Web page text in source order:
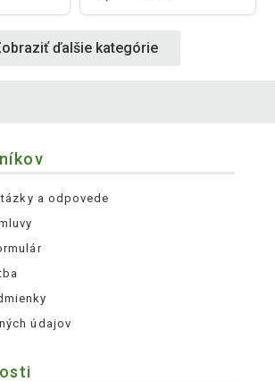
ďalšie kategórie
a odpovede
údajov